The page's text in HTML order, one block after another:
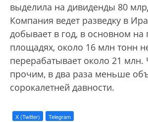
выделила на дивиденды 80
Компания ведет разведку в
добывает в год, в основном
площадях, около 16 млн тонн
перерабатывает около 21 млн.
прочим, в два раза меньше
сорокалетней давности.
X (Twitter) Telegram